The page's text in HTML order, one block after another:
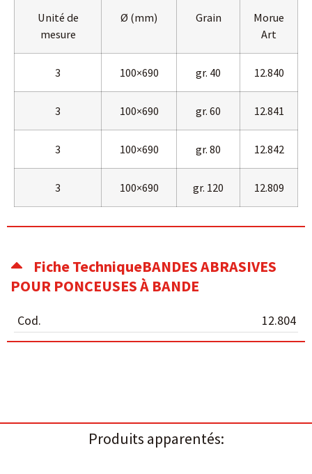
Unité de
mesure
Ø (mm) Grain
Morue
Art
3 100×690 gr. 40 12.840
3 100×690 gr. 60 12.841
3 100×690 gr. 80 12.842
3 100×690 gr. 120 12.809
Fiche TechniqueBANDES ABRASIVES
POUR PONCEUSES À BANDE
Cod. 12.804
Produits apparentés: